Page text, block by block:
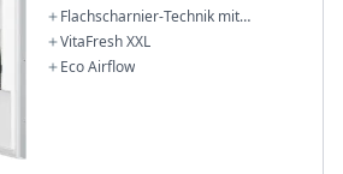
Flachscharnier-Technik mit
Softeinzug
VitaFresh XXL
Eco Airflow